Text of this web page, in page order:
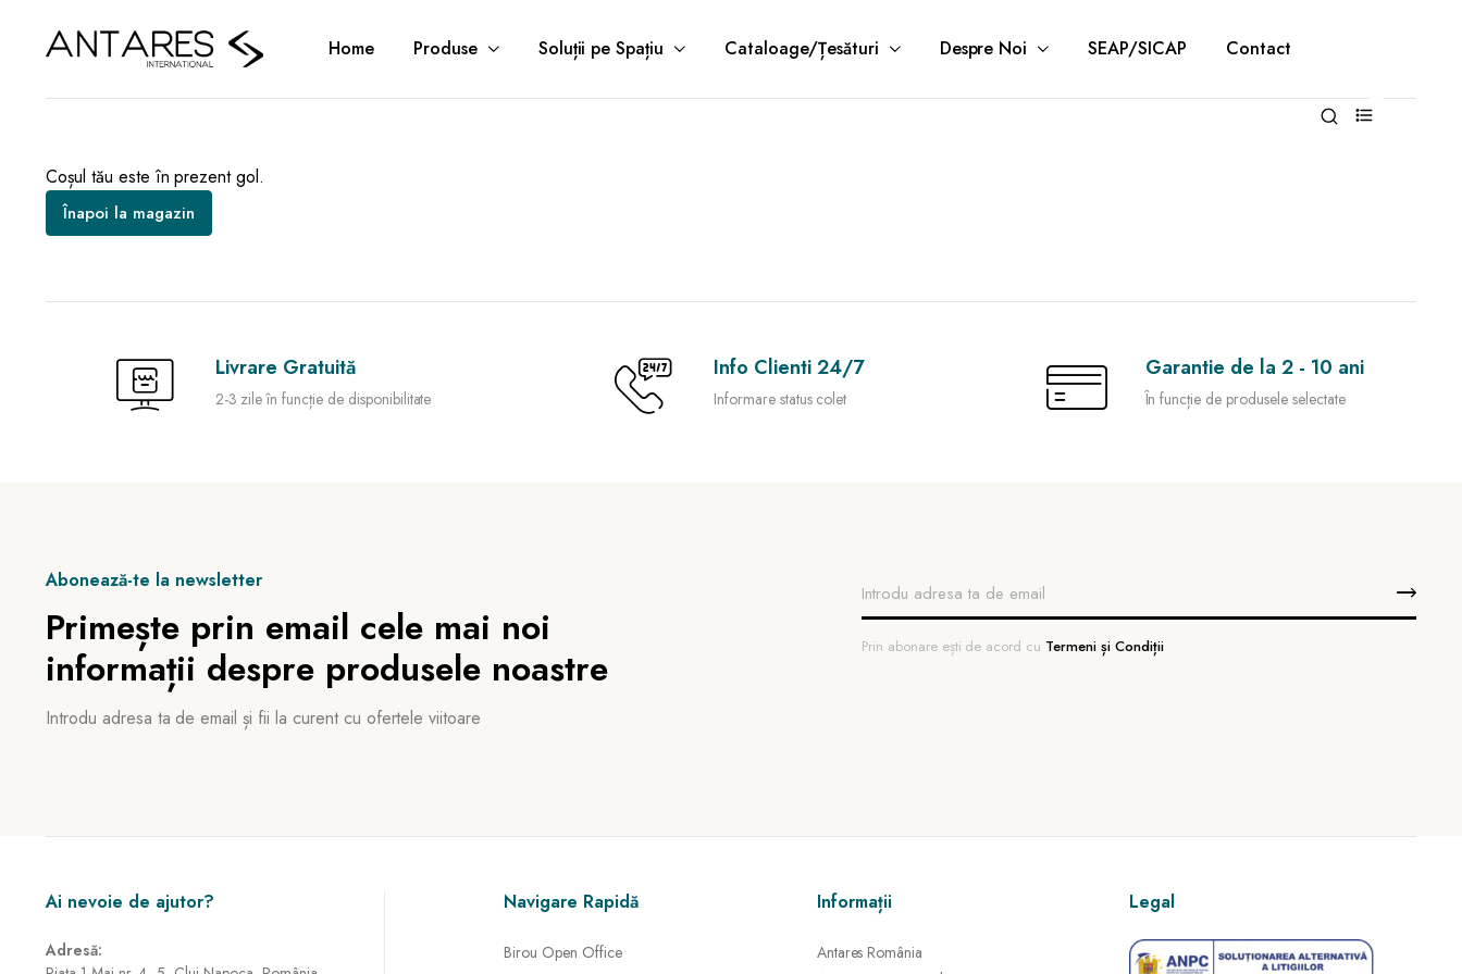
Home Produse Soluții pe Spațiu Cataloage/Țesături Despre Noi SEAP/SICAP Contact
Coșul tău este în prezent gol.
Înapoi la magazin
Livrare Gratuită
2-3 zile în funcție de disponibilitate
Info Clienti 24/7
Informare status colet
Garantie de la 2 - 10 ani
În funcție de produsele selectate
Abonează-te la newsletter
Primește prin email cele mai noi
informații despre produsele noastre
Introdu adresa ta de email și fii la curent cu ofertele viitoare
Prin abonare ești de acord cu Termeni și Condiții
Ai nevoie de ajutor?
Adresă:
Navigare Rapidă
Birou Open Office
Informații
Antares România
Legal